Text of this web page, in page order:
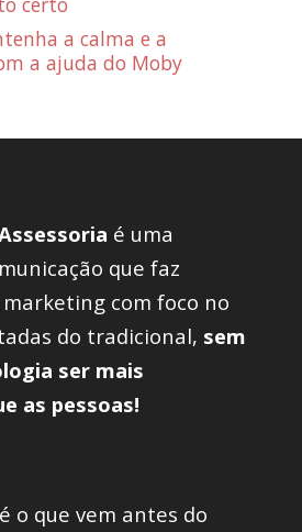
a calma e a
a ajuda do Moby
é uma
que faz
com foco no
do tradicional, sem
ser mais
as pessoas!
é o que vem antes do